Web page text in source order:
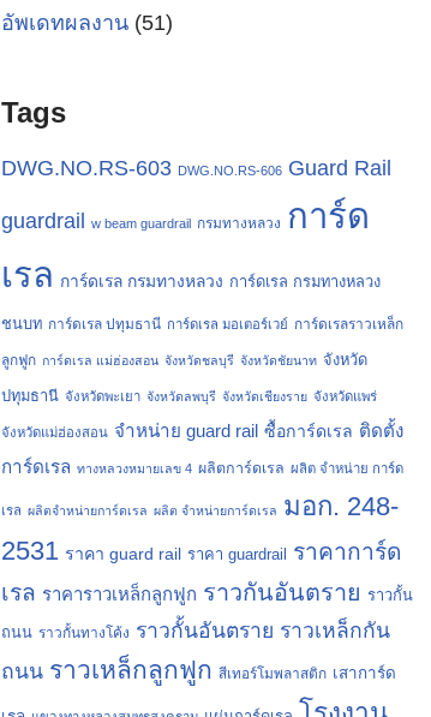
อัพเดทผลงาน(51)
Tags
DWG.NO.RS-603 DWG.NO.RS-606 Guard Rail
guardrail w beam guardrail กรมทางหลวง การ์ด
เรล การ์ดเรล กรมทางหลวง การ์ดเรล กรมทางหลวง
ชนบท การ์ดเรล ปทุมธานี การ์ดเรล มอเตอร์เวย์ การ์ดเรลราวเหล็ก
ลูกฟูก การ์ดเรล แม่ฮ่องสอน จังหวัดชลบุรี จังหวัดชัยนาท จังหวัด
ปทุมธานี จังหวัดพะเยา จังหวัดลพบุรี จังหวัดเชียงราย จังหวัดแพร่
จังหวัดแม่ฮ่องสอน จำหน่าย guard rail ซื้อการ์ดเรล ติดตั้ง
การ์ดเรล ทางหลวงหมายเลข 4 ผลิตการ์ดเรล ผลิต จำหน่าย การ์ด
เรล ผลิตจำหน่ายการ์ดเรล ผลิต จำหน่ายการ์ดเรล มอก. 248-
2531 ราคา guard rail ราคา guardrail
ราคาการ์ด
เรล ราคาราวเหล็กลูกฟูก ราวกันอันตราย ราวกั้น
ถนน ราวกั้นทางโค้ง ราวกั้นอันตราย ราวเหล็กกัน
ถนน ราวเหล็กลูกฟูก สีเทอร์โมพลาสติก เสาการ์ด